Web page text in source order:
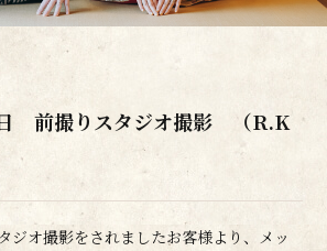
前撮りスタジオ撮影 （R.K
オ撮影をされましたお客様より、メッ